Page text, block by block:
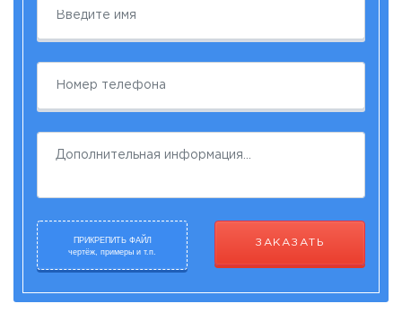
ПРИКРЕПИТЬ ФАЙЛ
чертёж, примеры и т.п.
ЗАКАЗАТЬ